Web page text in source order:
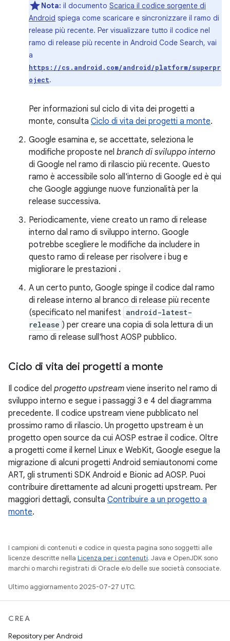
Nota: il documento Scarica il codice sorgente di
Android spiega come scaricare e sincronizzare il ramo di
release più recente. Per visualizzare tutto il codice nel
ramo di release più recente in Android Code Search, vai
a
https://cs.android.com/android/platform/superpr
oject.
Per informazioni sul ciclo di vita dei progetti a
monte, consulta Ciclo di vita dei progetti a monte.
Google esamina e, se accettate, seleziona le
modifiche proposte nel branch di sviluppo interno
di Google nel ramo di rilascio più recente. Questo
ramo è accessibile solo all'interno di Google ed è qui
che Google aggiunge nuove funzionalità per la
release successiva.
Periodicamente, viene creato un ramo di release
interno dal ramo di sviluppo interno. Google
potrebbe scegliere le modifiche da includere in
questo ramo di release per risolvere i bug e
migliorare le prestazioni .
A un certo punto, Google spinge il codice dal ramo
di release interno al branco di release più recente
(specificato nel manifest android-latest-
release ) per creare una copia di sola lettura di un
ramo di release sull'host AOSP pubblico.
Ciclo di vita dei progetti a monte
Il codice del progetto upstream viene inserito nel ramo di
sviluppo interno e segue i passaggi 3 e 4 del diagramma
precedente. Il codice upstream viene pubblicato nel
prossimo ramo di rilascio. Un progetto upstream è un
progetto open source da cui AOSP estrae il codice. Oltre
a progetti come il kernel Linux e WebKit, Google esegue la
migrazione di alcuni progetti Android semiautonomi come
ART, gli strumenti SDK Android e Bionic ad AOSP. Puoi
contribuire direttamente ad alcuni progetti upstream. Per
maggiori dettagli, consulta Contribuire a un progetto a
monte.
I campioni di contenuti e codice in questa pagina sono soggetti alle
licenze descritte nella Licenza per i contenuti. Java e OpenJDK sono
marchi o marchi registrati di Oracle e/o delle sue società consociate.
Ultimo aggiornamento 2025-07-27 UTC.
CREA
Repository per Android